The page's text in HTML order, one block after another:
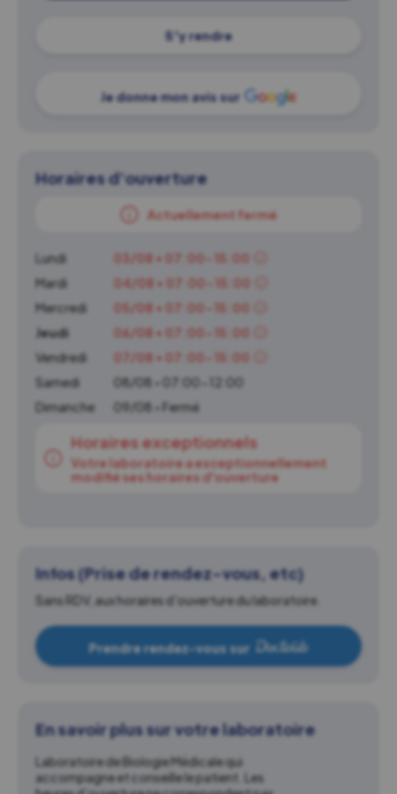
S'y rendre
Je donne mon avis sur
Horaires d'ouverture
Actuellement fermé
Lundi
03/08 • 07:00-15:00
Mardi
04/08 • 07:00-15:00
Mercredi
05/08 • 07:00-15:00
Jeudi
06/08 • 07:00-15:00
Vendredi
07/08 • 07:00-15:00
Samedi
08/08 • 07:00-12:00
Dimanche
09/08 • Fermé
Horaires exceptionnels
Votre laboratoire a exceptionnellement
modifié ses horaires d'ouverture
Infos (Prise de rendez-vous, etc)
Sans RDV, aux horaires d'ouverture du laboratoire.
Prendre rendez-vous sur
En savoir plus sur votre laboratoire
Laboratoire de Biologie Médicale qui
accompagne et conseille le patient. Les